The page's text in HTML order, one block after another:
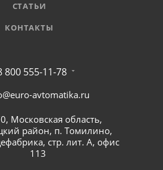
СТАТЬИ
КОНТАКТЫ
800 555-11-78
avtomatika.ru
Московская область,
район, п. Томилино,
стр. лит. А, офис
113